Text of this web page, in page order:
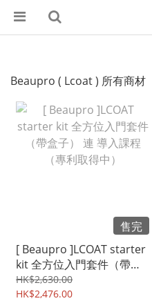
Beaupro ( Lcoat ) 所有商材
售完
[ Beaupro ]LCOAT starter
kit 全方位入門套件（帶盒
子） 連 導入課程（專利取
得中）
HK$2,630.00
HK$2,476.00